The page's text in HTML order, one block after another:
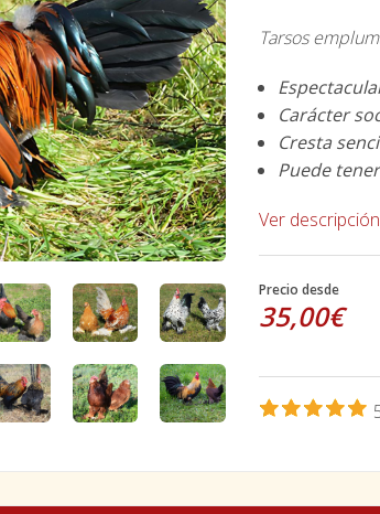
Tarsos
Carácter
Cresta
Puede
Ver
Precio desde
35,00€